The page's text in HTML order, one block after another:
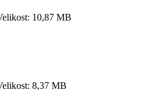
10,87 MB
8,37 MB